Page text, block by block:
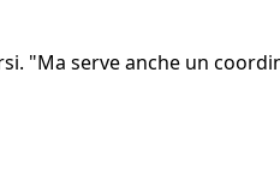
"Ma serve anche un